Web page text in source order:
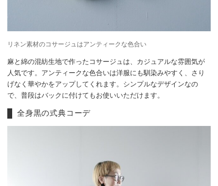
リネン素材のコサージュはアンティークな色合い
麻と綿の混紡生地で作ったコサージュは、カジュアルな雰囲気が
人気です。アンティークな色合いは洋服にも馴染みやすく、さり
げなく華やかをアップしてくれます。シンプルなデザインなの
で、普段はバックに付けてもお使いいただけます。
全身黒の式典コーデ